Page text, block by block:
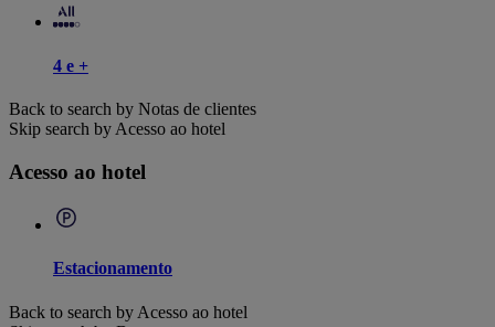
4 e +
Back to search by Notas de clientes
Skip search by Acesso ao hotel
Acesso ao hotel
Estacionamento
Back to search by Acesso ao hotel